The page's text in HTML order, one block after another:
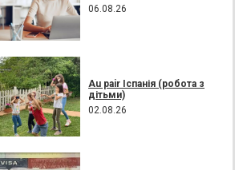
06.08.26
Au pair Іспанія (робота з
дітьми)
02.08.26